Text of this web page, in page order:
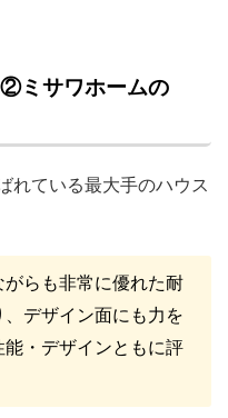
②ミサワホームの
れている最大手のハウス
らも非常に優れた耐
デザイン面にも力を
・デザインともに評